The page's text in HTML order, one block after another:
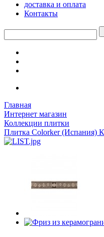
доставка и оплата
Контакты
Главная
Интернет магазин
Коллекции плитки
Плитка Colorker (Испания)